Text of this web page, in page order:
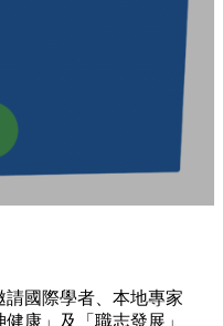
請國際學者、本地專家
康」及「職志發展」